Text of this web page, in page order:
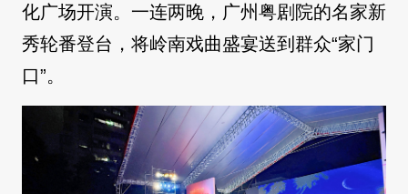
化广场开演。一连两晚，广州粤剧院的名家新
秀轮番登台，将岭南戏曲盛宴送到群众“家门
口”。